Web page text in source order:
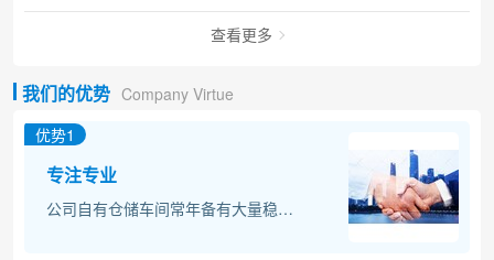
查看更多
我们的优势 Company Virtue
优势1
专注专业
公司自有仓储车间常年备有大量稳定的现货库存；可提供个性化现货拆零打包及期货定扎出口业务。